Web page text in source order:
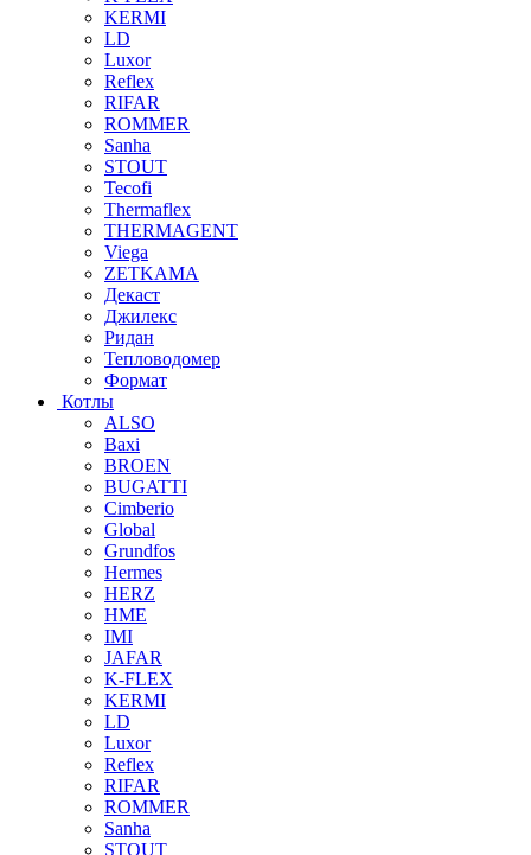
KERMI
LD
Luxor
Reflex
RIFAR
ROMMER
Sanha
STOUT
Tecofi
Thermaflex
THERMAGENT
Viega
ZETKAMA
Декаст
Джилекс
Ридан
Тепловодомер
Формат
Котлы
ALSO
Baxi
BROEN
BUGATTI
Cimberio
Global
Grundfos
Hermes
HERZ
HME
IMI
JAFAR
K-FLEX
KERMI
LD
Luxor
Reflex
RIFAR
ROMMER
Sanha
STOUT